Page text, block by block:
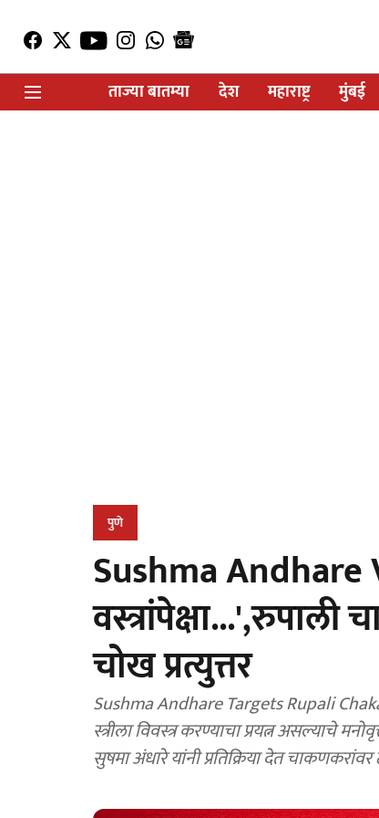
ताज्या बातम्या
देश महाराष्ट्र मुंबई
पुणे
Sushma Andhare
चोख प्रत्युत्तर
Sushma Andhare Targets Rupali
स्त्रीला विवस्त्र करण्याचा प्रयत्न असल्याचे
सुषमा अंधारे यांनी प्रतिक्रिया देत